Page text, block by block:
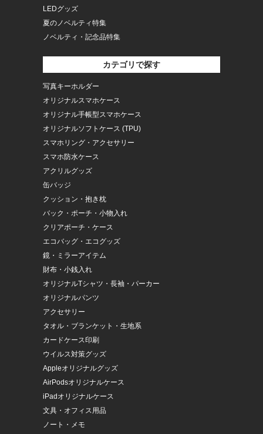
LEDグッズ
夏のノベルティ特集
ノベルティ・記念品特集
カテゴリで探す
写真キーホルダー
オリジナルスマホケース
オリジナル手帳型スマホケース
オリジナルソフトケース (TPU)
スマホリング・アクセサリー
スマホ防水ケース
アクリルグッズ
缶バッジ
クッション・抱き枕
バック・ポーチ・小物入れ
クリアポーチ・ケース
エコバッグ・エコグッズ
鏡・ミラーアイテム
財布・小銭入れ
オリジナルTシャツ・長袖・パーカー
オリジナルパンツ
アクセサリー
タオル・ブランケット・生地系
カードケース印刷
ウイルス対策グッズ
Appleオリジナルグッズ
AirPodsオリジナルケース
iPadオリジナルケース
文具・オフィス用品
ノート・メモ